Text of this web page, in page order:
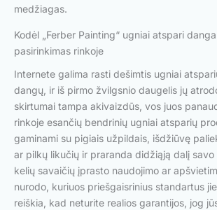
medžiagas.
Kodėl „Ferber Painting“ ugniai atspari
pasirinkimas rinkoje
Internete galima rasti dešimtis ugniai
dangų, ir iš pirmo žvilgsnio daugelis jų
skirtumai tampa akivaizdūs, vos juos
rinkoje esančių bendrinių ugniai atsparių
gaminami su pigiais užpildais, išdžiūvę
ar pilkų likučių ir praranda didžiąją dalį
kelių savaičių įprasto naudojimo ar
nurodo, kuriuos priešgaisrinius standartus
reiškia, kad neturite realios garantijos, jog